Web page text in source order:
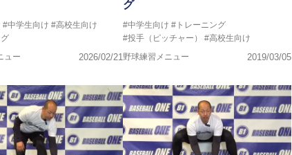
#中学生向け #高校生向け
ュー
2026/02/21
グ
#中学生向け #トレーニング
#投手（ピッチャー）
#高校生向け
野球練習メニュー
2019/03/05